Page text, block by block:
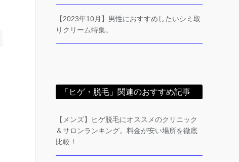
【2023年10月】男性におすすめしたいシミ取
りクリーム特集。
「ヒゲ・脱毛」関連のおすすめ記事
【メンズ】ヒゲ脱毛にオススメのクリニック
＆サロンランキング。料金が安い場所を徹底
比較！